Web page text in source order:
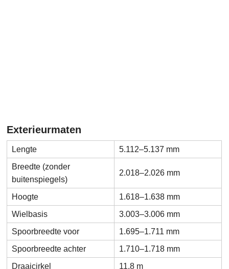
Exterieurmaten
Lengte
5.112–5.137 mm
Breedte (zonder
buitenspiegels)
2.018–2.026 mm
Hoogte
1.618–1.638 mm
Wielbasis
3.003–3.006 mm
Spoorbreedte voor
1.695–1.711 mm
Spoorbreedte achter
1.710–1.718 mm
Draaicirkel
11,8 m